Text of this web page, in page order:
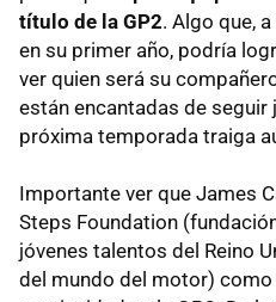
título de la GP2. Algo que,
en su primer año, podría
ver quien será su
están encantadas de seguir
próxima temporada traiga
Importante ver que James
Steps Foundation
jóvenes talentos del Reino
del mundo del motor)